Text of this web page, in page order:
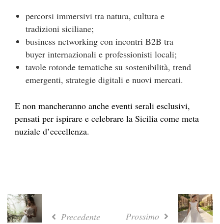
percorsi immersivi tra natura, cultura e
tradizioni siciliane;
business networking con incontri B2B tra
buyer internazionali e professionisti locali;
tavole rotonde tematiche su sostenibilità, trend
emergenti, strategie digitali e nuovi mercati.
E non mancheranno anche eventi serali esclusivi,
pensati per ispirare e celebrare la Sicilia come meta
nuziale d’eccellenza.
Precedente Prossimo